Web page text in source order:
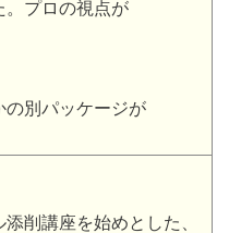
。プロの視点が
の別パッケージが
削講座を始めとした、